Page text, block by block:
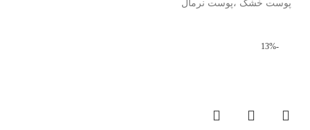
پوست خشک ،پوست نرمال
-13%